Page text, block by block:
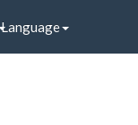
Language